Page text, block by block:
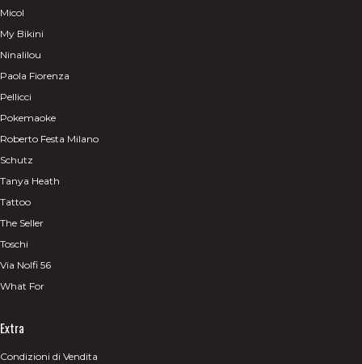
Micol
My Bikini
Ninalilou
Paola Fiorenza
Pellicci
Pokemaoke
Roberto Festa Milano
Schutz
Tanya Heath
Tattoo
The Seller
Toschi
Via Nolfi 56
What For
Extra
Condizioni di Vendita